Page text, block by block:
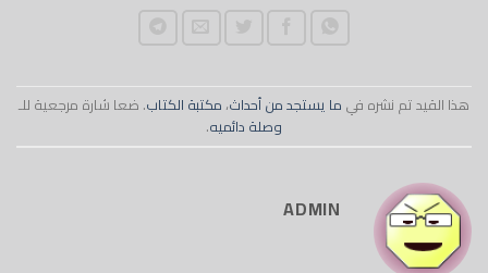
هذا القيد تم نشره في ما يستجد من أحداث، مكتبة الكتاب. ضعا شارة مرجعية للـ
وصلة دائميه.
ADMIN